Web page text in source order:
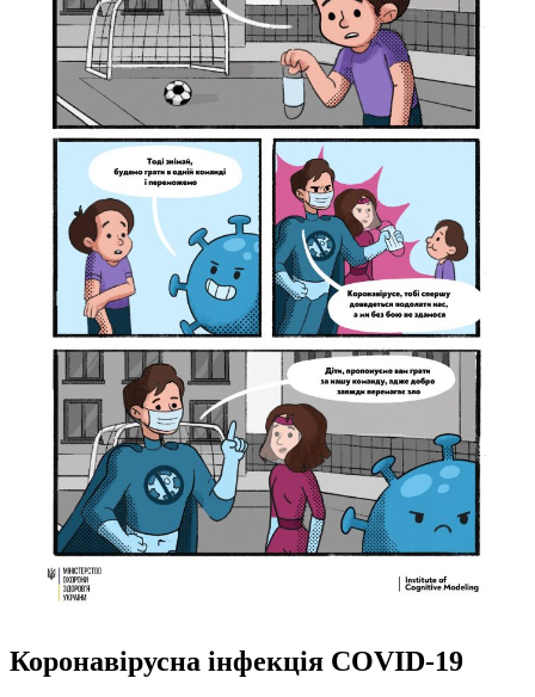
Коронавірусна інфекція COVID-19